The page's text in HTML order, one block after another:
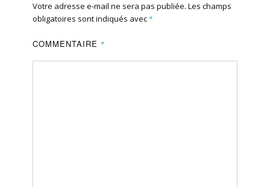
Votre adresse e-mail ne sera pas publiée. Les champs
obligatoires sont indiqués avec *
COMMENTAIRE *